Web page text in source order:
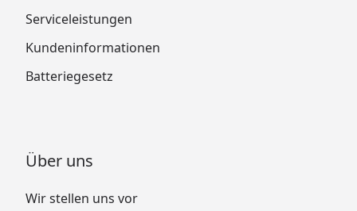
Serviceleistungen
Kundeninformationen
Batteriegesetz
Über uns
Wir stellen uns vor